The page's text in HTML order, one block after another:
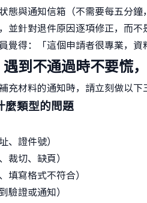
態與通知信箱（不需要每五分鐘
並針對退件原因逐項修正，而不
覺得：「這個申請者很專業，
到不通過時不要慌
充材料的通知時，請立刻做以下
麼類型的問題
、證件號）
裁切、缺頁）
填寫格式不符合）
驗證或通知）